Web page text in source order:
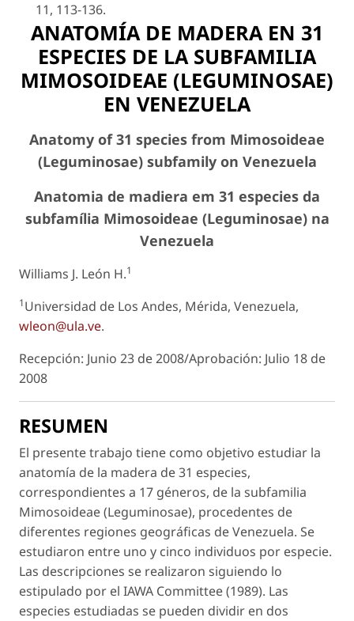
11, 113-136.
ANATOMÍA DE MADERA EN 31
ESPECIES DE LA SUBFAMILIA
MIMOSOIDEAE (LEGUMINOSAE)
EN VENEZUELA
Anatomy of 31 species from Mimosoideae
(Leguminosae) subfamily on Venezuela
Anatomia de madiera em 31 especies da
subfamília Mimosoideae (Leguminosae) na
Venezuela
Williams J. León H.1
1Universidad de Los Andes, Mérida, Venezuela,
wleon@ula.ve.
Recepción: Junio 23 de 2008/Aprobación: Julio 18 de
2008
RESUMEN
El presente trabajo tiene como objetivo estudiar la
anatomía de la madera de 31 especies,
correspondientes a 17 géneros, de la subfamilia
Mimosoideae(Leguminosae), procedentes de
diferentes regiones geográficas de Venezuela. Se
estudiaron entre uno y cinco individuos por especie.
Las descripciones se realizaron siguiendo lo
estipulado por el IAWA Committee (1989). Las
especies estudiadas se pueden dividir en dos